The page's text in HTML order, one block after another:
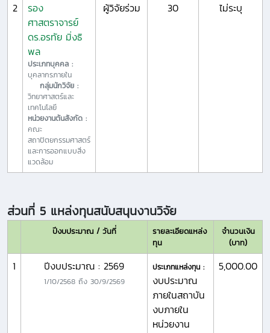
2
รอง
ศาสตราจารย์
ดร.อรทัย มิ่งธิ
พล
ประเภทบุคคล :
บุคลากรภายใน
กลุ่มนักวิจัย :
วิทยาศาสตร์และ
เทคโนโลยี
หน่วยงานต้นสังกัด :
คณะ
สถาปัตยกรรมศาสตร์
และการออกแบบสิ่ง
แวดล้อม
ผู้วิจัยร่วม 30 ไม่ระบุ
ส่วนที่ 5 แหล่งทุนสนับสนุนงานวิจัย
ปีงบประมาณ / วันที่
รายละเอียดแหล่ง
ทุน
จำนวนเงิน
(บาท)
1 ปีงบประมาณ : 2569
1/10/2568ถึง 30/9/2569
ประเภทแหล่งทุน :
งบประมาณ
ภายในสถาบัน
งบภายใน
หน่วยงาน
5,000.00